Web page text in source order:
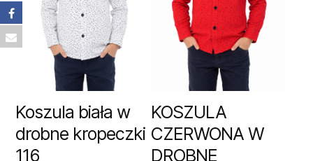
Koszula biała w
drobne kropeczki
116
KOSZULA
CZERWONA W
DROBNE